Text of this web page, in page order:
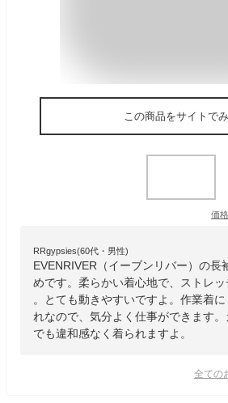
この商品をサイトで
価
RRgypsies(60代・男性)
EVENRIVER（イーブンリバー）の長
めです。柔らかい着心地で、ストレ
。とても動きやすいですよ。作業着
れなので、気分よく仕事ができます
でも違和感なく着られますよ。
全ての